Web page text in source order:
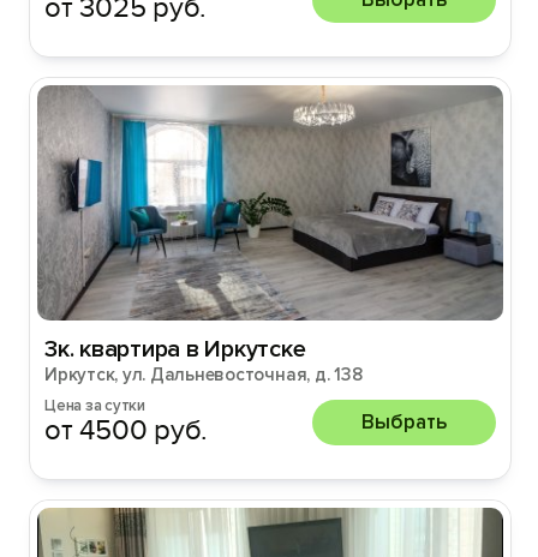
от 3025 руб.
3к. квартира в Иркутске
Иркутск, ул. Дальневосточная, д. 138
Цена за сутки
от 4500 руб. Выбрать